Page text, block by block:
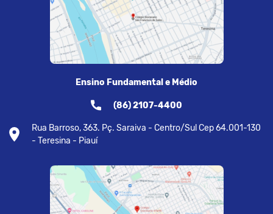
Ensino Fundamental e Médio
(86) 2107-4400
Rua Barroso, 363. Pç. Saraiva - Centro/Sul Cep 64.001-130
- Teresina - Piauí